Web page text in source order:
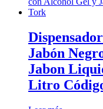
Jabón
Jabon
Litro